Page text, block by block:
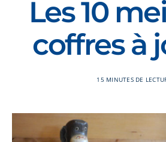
Les 10
coffres à
15 MINUTES DE